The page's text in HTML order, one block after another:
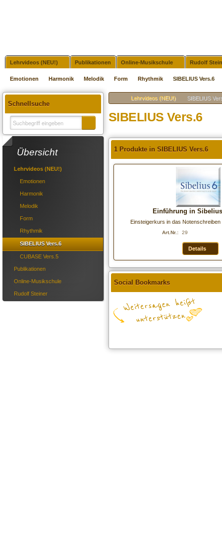
Lehrvideos (NEU!) Publikationen Online-Musikschule Rudolf
Emotionen Harmonik Melodik Form Rhythmik SIBELIUS Vers.6
Schnellsuche
Übersicht
Lehrvideos (NEU!)
Emotionen
Harmonik
Melodik
Form
Rhythmik
SIBELIUS Vers.6
CUBASE Vers.5
Publikationen
Online-Musikschule
Rudolf Steiner
Lehrvideos (NEU!) SIBELIUS
SIBELIUS Vers.6
1 Produkte in SIBELIUS Vers.6
Einführung in
Einsteigerkurs in das Notenschreiben
Art.Nr.: 29
Details
Social Bookmarks